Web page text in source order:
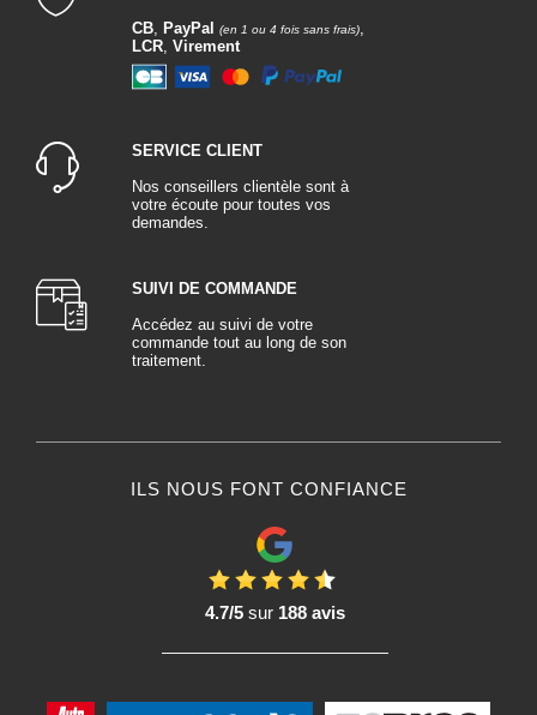
CB, PayPal (en 1 ou 4 fois sans frais),
LCR, Virement
SERVICE CLIENT
Nos conseillers clientèle sont à
votre écoute pour toutes vos
demandes.
SUIVI DE COMMANDE
Accédez au suivi de votre
commande tout au long de son
traitement.
ILS NOUS FONT CONFIANCE
4.7/5sur 188 avis